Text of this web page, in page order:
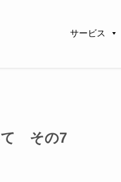
サービス
て その7